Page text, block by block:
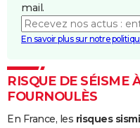
mail.
En savoir plus sur notre
RISQUE DE SÉISME
FOURNOULÈS
En France, les risques